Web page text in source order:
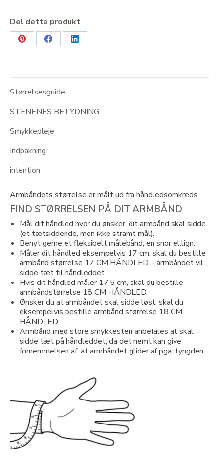
Del dette produkt
Share
Pinterest
Share
Facebook
Share
LinkedIn
Størrelsesguide
STENENES BETYDNING
Smykkepleje
Indpakning
intention
Armbåndets størrelse er målt ud fra håndledsomkreds.
FIND STØRRELSEN PÅ DIT ARMBÅND
Mål dit håndled hvor du ønsker, dit armbånd skal sidde
(et tætsiddende, men ikke stramt mål).
Benyt gerne et fleksibelt målebånd, en snor el.lign.
Måler dit håndled eksempelvis 17 cm, skal du bestille
armbånd størrelse 17 CM HÅNDLED – armbåndet vil
sidde tæt til håndleddet.
Hvis dit håndled måler 17,5 cm, skal du bestille
armbåndstørrelse 18 CM HÅNDLED.
Ønsker du at armbåndet skal sidde løst, skal du
eksempelvis bestille armbånd størrelse 18 CM
HÅNDLED.
Armbånd med store smykkesten anbefales at skal
sidde tæt på håndleddet, da det nemt kan give
fornemmelsen af, at armbåndet glider af pga. tyngden.